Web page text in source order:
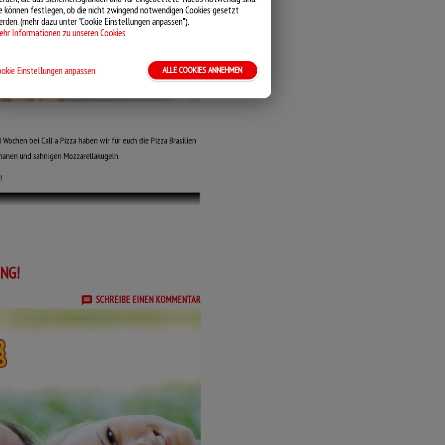
Kreationen schon bald noch einmal bei Call a Pizza
374 Stimmen
336 Stimmen
PIZZA JAGDHÜTTE
JETZT ONLINE BESTELLEN
bei Call a Pizza haben wir für euch die Pizza Brasilien
und sahnigen Mozzarellakugeln.
SCHREIBE EINEN KOMMENTAR
können festlegen, ob die nicht zwingend notwendigen Cookies gesetzt
(mehr dazu unter "Cookie Einstellungen anpassen").
Informationen zu unseren Cookies
Einstellungen anpassen ALLE COOKIES ANNEHMEN